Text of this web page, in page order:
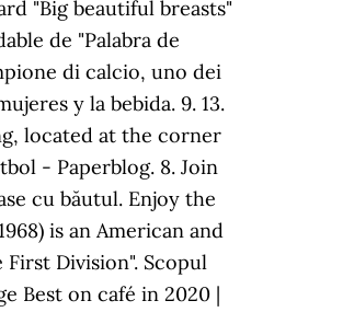
"Big beautiful breasts"
de "Palabra de
di calcio, uno dei
y la bebida. 9. 13.
located at the corner
- Paperblog. 8. Join
cu băutul. Enjoy the
is an American and
Division". Scopul
Best on café in 2020 |